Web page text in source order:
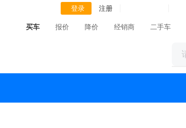
登录 注册
买车 报价 降价 经销商 二手车